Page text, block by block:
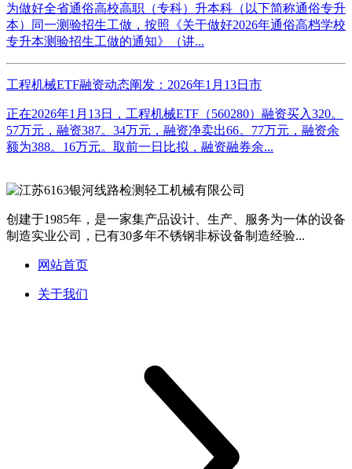
为做好全省通俗高校高职（专科）升本科（以下简称通俗专升
本）同一测验招生工做，按照《关于做好2026年通俗高档学校
专升本测验招生工做的通知》（讲...
工程机械ETF融资动态阐发：2026年1月13日市
正在2026年1月13日，工程机械ETF（560280）融资买入320。
57万元，融资387。34万元，融资净卖出66。77万元，融资余
额为388。16万元。取前一日比拟，融资融券余...
创建于1985年，是一家集产品设计、生产、服务为一体的设备
制造实业公司，已有30多年不锈钢非标设备制造经验...
网站首页
关于我们